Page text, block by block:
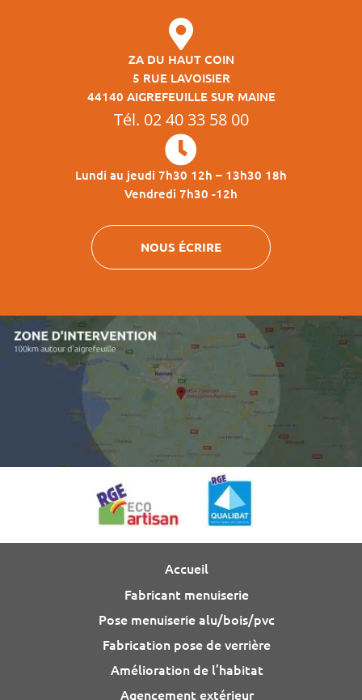
ZA DU HAUT COIN
5 RUE LAVOISIER
44140 AIGREFEUILLE SUR MAINE
Tél. 02 40 33 58 00
Lundi au jeudi 7h30 12h – 13h30 18h
Vendredi 7h30 -12h
NOUS ÉCRIRE
Accueil
Fabricant menuiserie
Pose menuiserie alu/bois/pvc
Fabrication pose de verrière
Amélioration de l’habitat
Agencement extérieur